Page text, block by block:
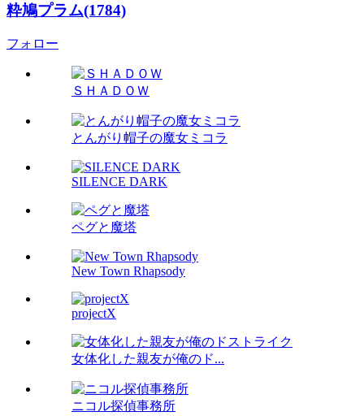
粋鳩プラム(1784)
フォロー
ＳＨＡＤＯＷ
とんがり帽子の魔女ミコラ
SILENCE DARK
ペグと魔塔
New Town Rhapsody
projectX
女体化した親友が俺のド...
ニコル探偵事務所